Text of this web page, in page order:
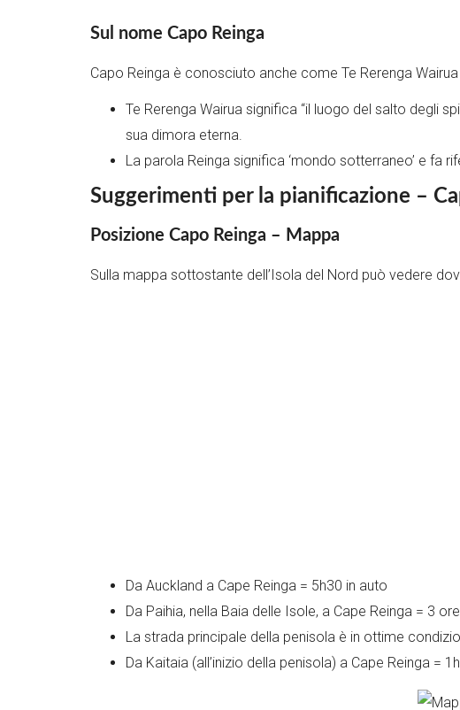
Sul nome Capo Reinga
Capo Reinga è conosciuto anche come Te Rerenga
Te Rerenga Wairua significa “il luogo del salto degli
sua dimora eterna.
La parola Reinga significa ‘mondo sotterraneo’ e fa
Suggerimenti per la pianificazione –
Posizione Capo Reinga – Mappa
Sulla mappa sottostante dell’Isola del Nord può vedere
Da Auckland a Cape Reinga = 5h30 in auto
Da Paihia, nella Baia delle Isole, a Cape Reinga = 3
La strada principale della penisola è in ottime
Da Kaitaia (all’inizio della penisola) a Cape Reinga =